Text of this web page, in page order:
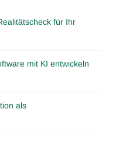
für Ihr
mit KI entwickeln
als